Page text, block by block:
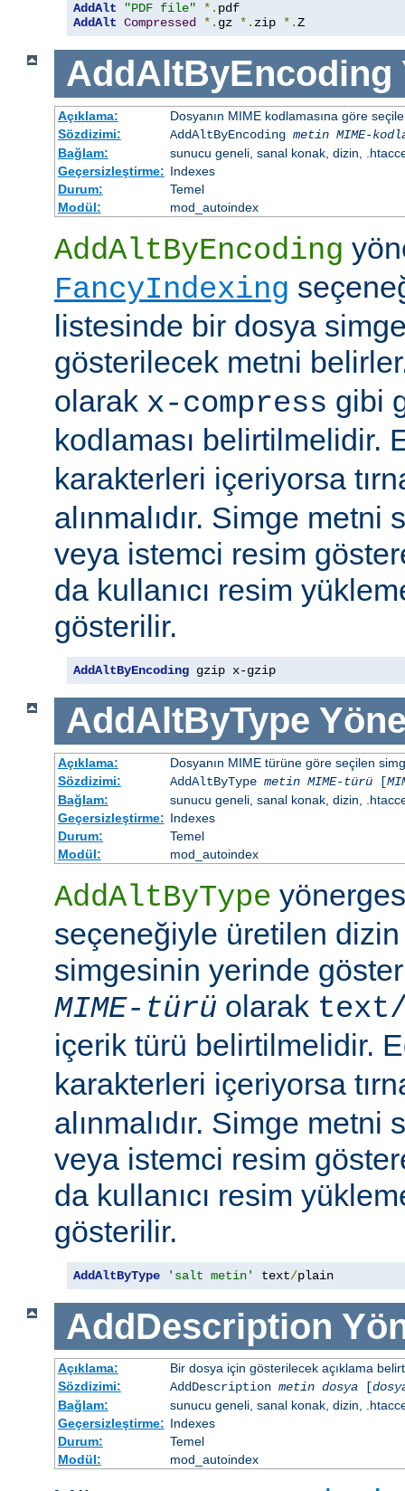
AddAlt "PDF file" *.
AddAlt Compressed *. gz *. zip *.Z
AddAltByEncoding
Açıklama:
Dosyanın MIME kodlamasına göre
Sözdizimi:
AddAltByEncoding metin MIME-
Bağlam:
sunucu geneli, sanal konak, dizin,
Geçersizleştirme: Indexes
Durum:
Temel
Modül:
mod_autoindex
AddAltByEncoding
FancyIndexing
listesinde bir dosya
gösterilecek metni
olarak x-compress gibi
kodlaması belirtilmelidir.
karakterleri içeriyorsa
alınmalıdır. Simge metni
veya istemci resim
da kullanıcı resim
gösterilir.
AddAltByEncoding gzip x-gzip
AddAltByType
Açıklama:
Dosyanın MIME türüne göre seçilen
Sözdizimi:
AddAltByType metin MIME-türü[
Bağlam:
sunucu geneli, sanal konak, dizin,
Geçersizleştirme: Indexes
Durum:
Temel
Modül:
mod_autoindex
AddAltByType
seçeneğiyle üretilen
simgesinin yerinde
MIME-türü olarak
içerik türü belirtilmelidir.
karakterleri içeriyorsa
alınmalıdır. Simge metni
veya istemci resim
da kullanıcı resim
gösterilir.
AddAltByType 'salt metin' text/plain
AddDescription
Açıklama:
Bir dosya için gösterilecek açıklama
Sözdizimi:
AddDescription metin dosya[
Bağlam:
sunucu geneli, sanal konak, dizin,
Geçersizleştirme: Indexes
Durum:
Temel
Modül:
mod_autoindex